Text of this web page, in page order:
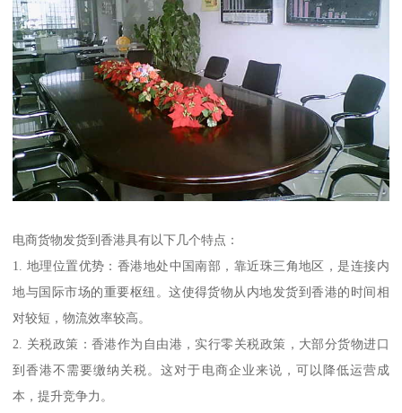
电商货物发货到香港具有以下几个特点：
1. 地理位置优势：香港地处中国南部，靠近珠三角地区，是连接内
地与国际市场的重要枢纽。这使得货物从内地发货到香港的时间相
对较短，物流效率较高。
2. 关税政策：香港作为自由港，实行零关税政策，大部分货物进口
到香港不需要缴纳关税。这对于电商企业来说，可以降低运营成
本，提升竞争力。